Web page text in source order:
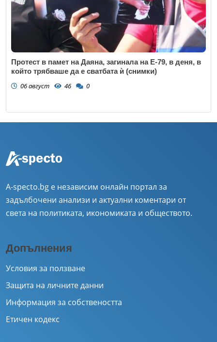
Протест в памет на Даяна, загинала на Е-79, в деня, в
който трябваше да е сватбата ѝ (снимки)
06 август 46 0
A-specto.bg е независим онлайн портал за
задълбочени анализи и актуални коментари от
света на политиката, икономиката и обществото.
Допълнения
Условия за ползване
Защита на личните данни
Информация за собствеността
Етичен кодекс